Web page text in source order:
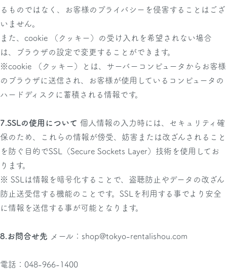
るものではなく、お客様のプライバシーを侵害することはござ
いません。
また、cookie （クッキー）の受け入れを希望されない場合
は、ブラウザの設定で変更することができます。
※cookie （クッキー）とは、サーバーコンピュータからお客様
のブラウザに送信され、お客様が使用しているコンピュータの
ハードディスクに蓄積される情報です。
7.SSLの使用について 個人情報の入力時には、セキュリティ確
保のため、これらの情報が傍受、妨害または改ざんされること
を防ぐ目的でSSL（Secure Sockets Layer）技術を使用してお
ります。
※ SSLは情報を暗号化することで、盗聴防止やデータの改ざん
防止送受信する機能のことです。SSLを利用する事でより安全
に情報を送信する事が可能となります。
8.お問合せ先 メール：shop@tokyo-rentalishou.com
電話：048-966-1400